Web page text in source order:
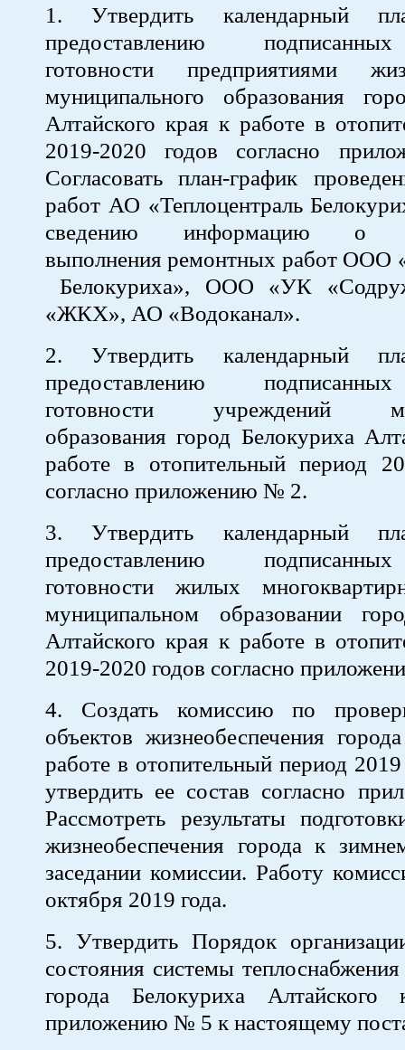
1. Утвердить календарный
предоставлению
готовности предприятиями
муниципального образования
Алтайского края к работе в
2019-2020 годов согласно
Согласовать план-график
работ АО «Теплоцентраль
сведению информацию о
выполнения ремонтных работ ООО
Белокуриха», ООО «УК
«ЖКХ», АО «Водоканал».
2. Утвердить календарный
предоставлению
готовности учреждений
образования город Белокуриха
работе в отопительный период
согласно приложению № 2.
3. Утвердить календарный
предоставлению
готовности жилых
муниципальном образовании
Алтайского края к работе в
2019-2020 годов согласно
4. Создать комиссию по
объектов жизнеобеспечения
работе в отопительный период
утвердить ее состав согласно
Рассмотреть результаты
жизнеобеспечения города к
заседании комиссии. Работу
октября 2019 года.
5. Утвердить Порядок
состояния системы
города Белокуриха Алтайского
приложению № 5 к настоящему